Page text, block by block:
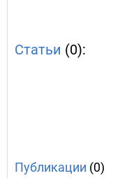
Статьи (0):
Публикации (0)